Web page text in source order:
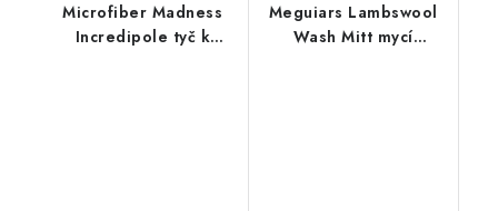
Microfiber Madness
Incredipole tyč k
Meguiars Lambswool
Wash Mitt mycí